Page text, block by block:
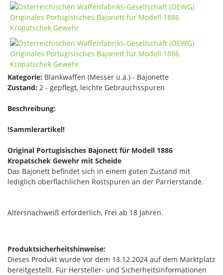
Kategorie: Blankwaffen (Messer u.ä.) - Bajonette
Zustand: 2 - gepflegt, leichte Gebrauchsspuren
Beschreibung:
!Sammlerartikel!
Original Portugisisches Bajonett für Modell 1886
Kropatschek Gewehr mit Scheide
Das Bajonett befindet sich in einem guten Zustand mit
lediglich oberflächlichen Rostspuren an der Parrierstande.
Altersnachweiß erforderlich, Frei ab 18 Jahren.
Produktsicherheitshinweise:
Dieses Produkt wurde vor dem 13.12.2024 auf dem Marktplatz
bereitgestellt. Für Hersteller- und Sicherheitsinformationen